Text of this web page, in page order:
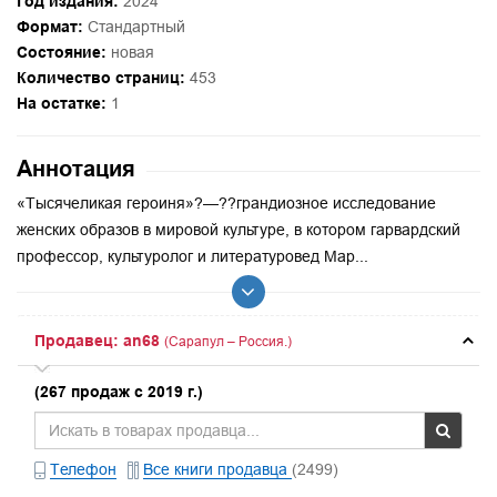
Формат: Стандартный
Состояние: новая
Количество страниц: 453
На остатке: 1
Аннотация
«Тысячеликая героиня»?—??грандиозное исследование
женских образов в мировой культуре, в котором гарвардский
профессор, культуролог и литературовед Мар...
Продавец: an68 (Сарапул – Россия.)
(267 продаж с 2019 г.)
Телефон Все книги продавца (2499)